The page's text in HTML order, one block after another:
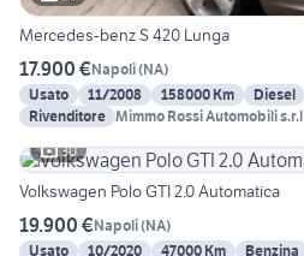
Mercedes-benz S 420 Lunga
17.900 €Napoli(NA)
Usato
11/2008 158000 Km Diesel
Rivenditore Mimmo Rossi Automobili s.r.l
30
Volkswagen Polo GTI 2.0 Automatica
19.900 €Napoli(NA)
Usato
10/2020 47000 Km Benzina